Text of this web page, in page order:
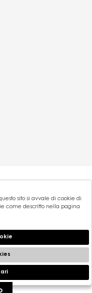
sito si avvale di cookie di
come descritto nella pagina